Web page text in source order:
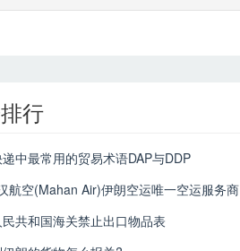
行
中最常用的贸易术语DAP与DDP
航空(Mahan Air)伊朗空运唯一空运服务商
共和国海关禁止出口物品表